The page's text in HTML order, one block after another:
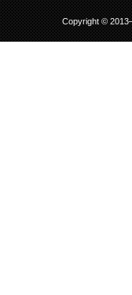
Copyright ©